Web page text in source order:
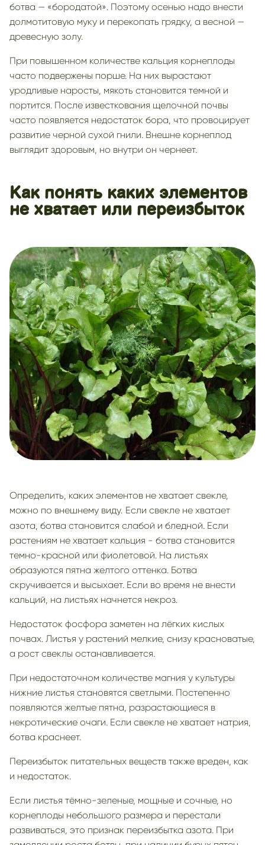
ботва — «бородатой». Поэтому осенью надо внести
долмотитовую муку и перекопать грядку, а весной —
древесную золу.
При повышенном количестве кальция корнеплоды
часто подвержены порше. На них вырастают
уродливые наросты, мякоть становится темной и
портится. После известкования щелочной почвы
часто появляется недостаток бора, что провоцирует
развитие черной сухой гнили. Внешне корнеплод
выглядит здоровым, но внутри он чернеет.
Как понять каких элементов
не хватает или переизбыток
Определить, каких элементов не хватает свекле,
можно по внешнему виду. Если свекле не хватает
азота, ботва становится слабой и бледной. Если
растениям не хватает кальция - ботва становится
темно-красной или фиолетовой. На листьях
образуются пятна желтого оттенка. Ботва
скручивается и высыхает. Если во время не внести
кальций, на листьях начнется некроз.
Недостаток фосфора заметен на лёгких кислых
почвах. Листья у растений мелкие, снизу красноватые,
а рост свеклы останавливается.
При недостаточном количестве магния у культуры
нижние листья становятся светлыми. Постепенно
появляются желтые пятна, разрастающиеся в
некротические очаги. Если свекле не хватает натрия,
ботва краснеет.
Переизбыток питательных веществ также вреден, как
и недостаток.
Если листья тёмно-зеленые, мощные и сочные, но
корнеплоды небольшого размера и перестали
развиваться, это признак переизбытка азота. При